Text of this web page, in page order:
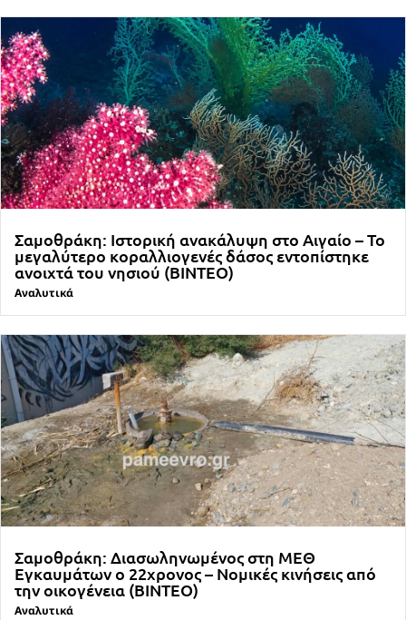
Σαμοθράκη: Ιστορική ανακάλυψη στο Αιγαίο – Το
μεγαλύτερο κοραλλιογενές δάσος εντοπίστηκε
ανοιχτά του νησιού (ΒΙΝΤΕΟ)
Αναλυτικά
Σαμοθράκη: Διασωληνωμένος στη ΜΕΘ
Εγκαυμάτων ο 22χρονος – Νομικές κινήσεις από
την οικογένεια (ΒΙΝΤΕΟ)
Αναλυτικά